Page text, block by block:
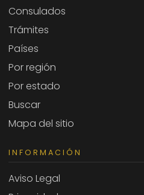
Consulados
Trámites
Países
Por región
Por estado
Buscar
Mapa del sitio
INFORMACIÓN
Aviso Legal